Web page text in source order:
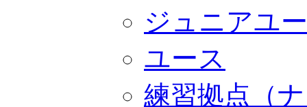
ジュニアユ
ユース
練習拠点（